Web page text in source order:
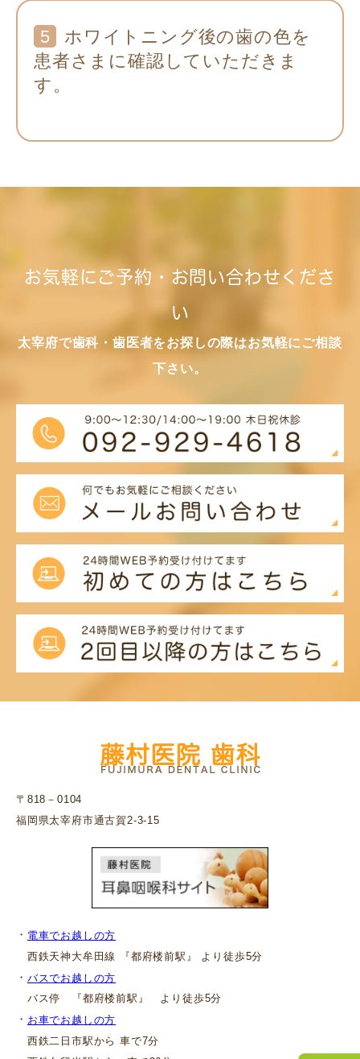
5
ホワイトニング後の歯の色を
患者さまに確認していただきま
す。
お気軽にご予約・お問い合わせくださ
い
太宰府で歯科・歯医者をお探しの際はお気軽にご相談
下さい。
〒818－0104
福岡県太宰府市通古賀2-3-15
・ 電車でお越しの方
西鉄天神大牟田線 『都府楼前駅』 より徒歩5分
・ バスでお越しの方
バス停 『都府楼前駅』 より徒歩5分
・ お車でお越しの方
西鉄二日市駅から 車で7分